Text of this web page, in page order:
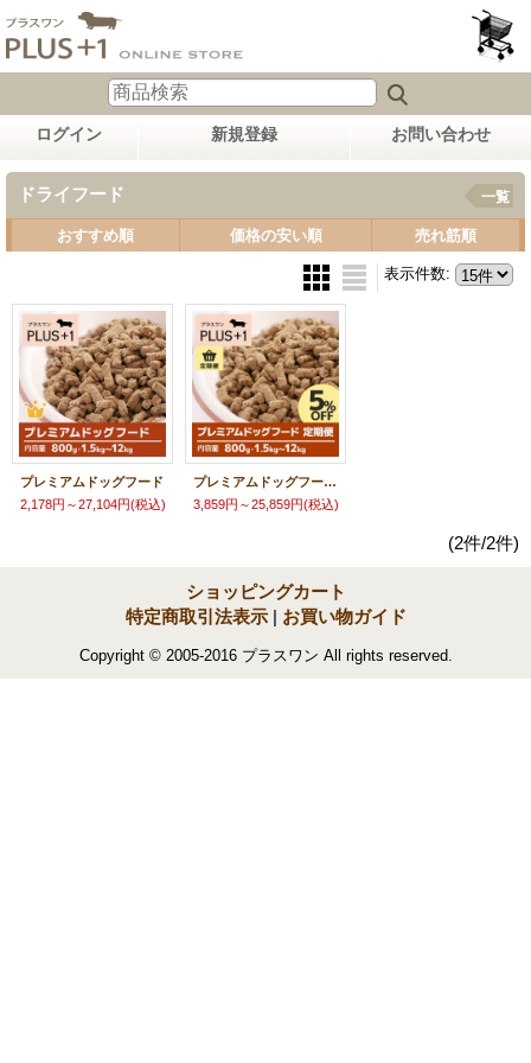
ログイン 新規登録 お問い合わせ
ドライフード 一覧
おすすめ順 価格の安い順 売れ筋順
表示件数:
プレミアムドッグフード
2,178円～27,104円(税込)
プレミアムドッグフード【定期便】
3,859円～25,859円(税込)
(2件/2件)
ショッピングカート
特定商取引法表示 | お買い物ガイド
Copyright © 2005-2016 プラスワン All rights reserved.